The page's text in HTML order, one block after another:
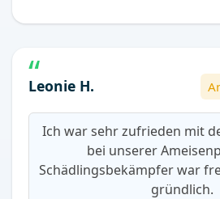
Leonie H.
Ich war sehr zufrieden mit
bei unserer
Schädlingsbekämpfer war
gründlich.